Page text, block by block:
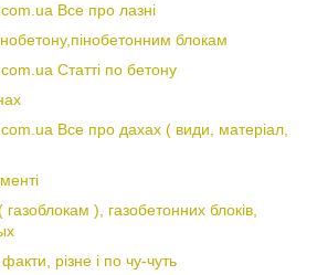
Все про лазні
блокам
Статті по бетону
Все про дахах ( види, матеріал,
газоблокам ), газобетонних блоків,
різне і по чу-чуть